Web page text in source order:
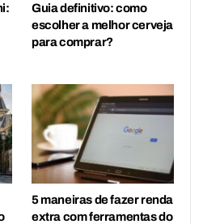
Guia definitivo: como
escolher a melhor cerveja
para comprar?
5 maneiras de fazer renda
extra com ferramentas do